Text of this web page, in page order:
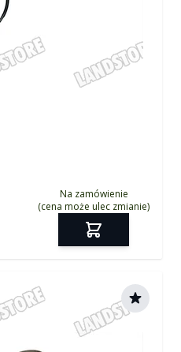
Na zamówienie
(cena może ulec zmianie)